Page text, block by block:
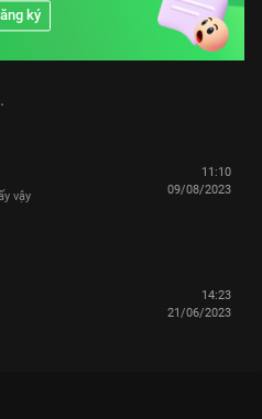
ký
vậy
11:10
09/08/2023
14:23
21/06/2023